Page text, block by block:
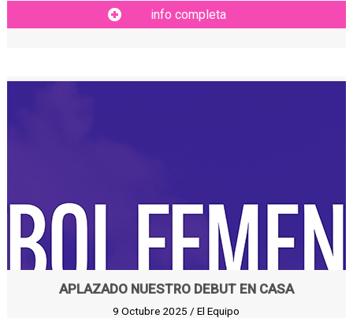
info completa
APLAZADO NUESTRO DEBUT EN CASA
9 Octubre 2025 / El Equipo